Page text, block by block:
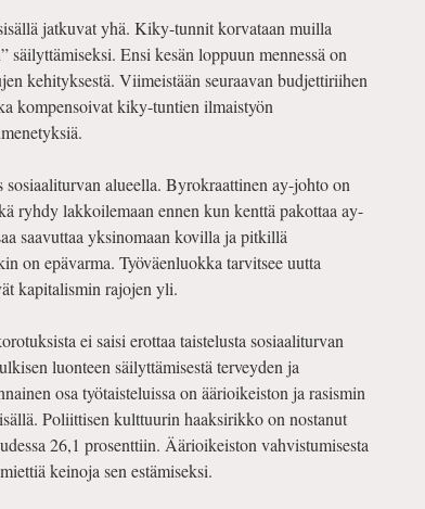
jatkuvat yhä. Kiky-tunnit korvataan muilla
Ensi kesän loppuun mennessä on
kehityksestä. Viimeistään seuraavan budjettiriihen
kompensoivat kiky-tuntien ilmaistyön
alueella. Byrokraattinen ay-johto on
ryhdy lakkoilemaan ennen kun kenttä pakottaa ay-
saavuttaa yksinomaan kovilla ja pitkillä
on epävarma. Työväenluokka tarvitsee uutta
kapitalismin rajojen yli.
ei saisi erottaa taistelusta sosiaaliturvan
luonteen säilyttämisestä terveyden ja
osa työtaisteluissa on äärioikeiston ja rasismin
Poliittisen kulttuurin haaksirikko on nostanut
26,1 prosenttiin. Äärioikeiston vahvistumisesta
keinoja sen estämiseksi.